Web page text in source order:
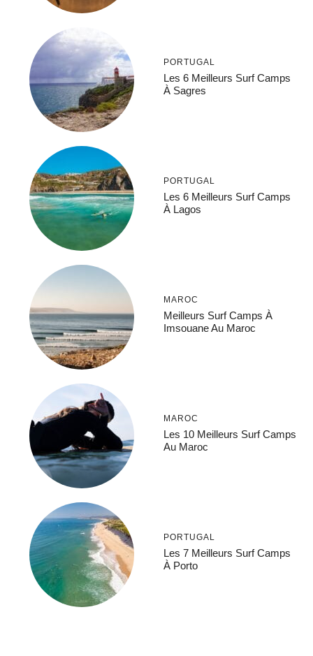
PORTUGAL
Les 6 Meilleurs Surf Camps
À Sagres
PORTUGAL
Les 6 Meilleurs Surf Camps
À Lagos
MAROC
Meilleurs Surf Camps À
Imsouane Au Maroc
MAROC
Les 10 Meilleurs Surf Camps
Au Maroc
PORTUGAL
Les 7 Meilleurs Surf Camps
À Porto